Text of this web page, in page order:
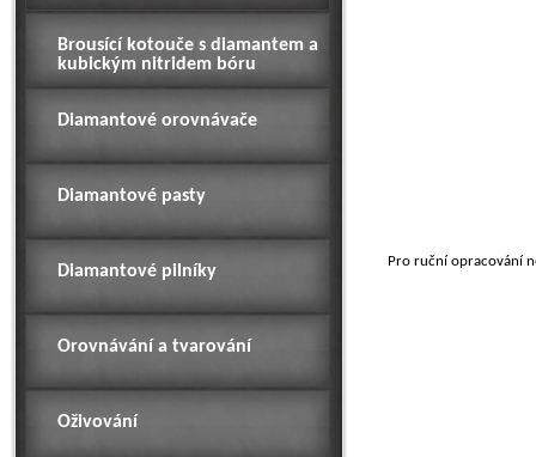
Brousící kotouče s diamantem a
kubickým nitridem bóru
Diamantové orovnávače
Diamantové pasty
Diamantové pilníky
Orovnávání a tvarování
Oživování
Pro ruční opracování